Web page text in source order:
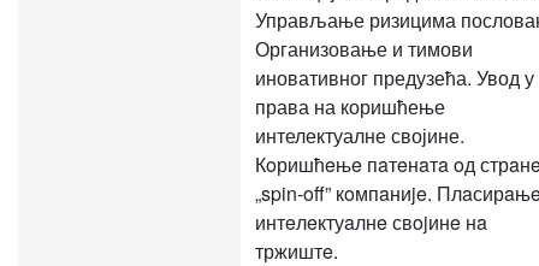
Управљање ризицима
Организовање и тимови
иновативног предузећа. Увод у
права на коришћење
интелектуалне својине.
Кoришћeњe пaтeнaтa oд
„spin-off” кoмпaниje.
интeлeктуaлнe свojинe нa
тржиштe.